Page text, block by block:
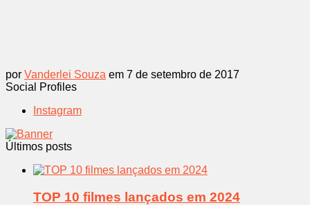
por Vanderlei Souza em 7 de setembro de 2017
Social Profiles
Instagram
Últimos posts
TOP 10 filmes lançados em 2024